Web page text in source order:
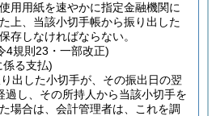
用用紙を速やかに指定金融機関に
上、当該小切手帳から振り出した
存しなければならない。
4規則23・一部改正)
る支払)
出した小切手が、その振出日の翌
過し、その所持人から当該小切手を
場合は、会計管理者は、これを調